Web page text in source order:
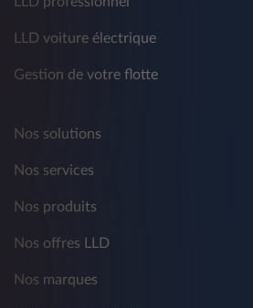
LLD voiture électrique
Gestion de votre flotte
Nos solutions
Nos services
Nos produits
Nos offres LLD
Nos marques